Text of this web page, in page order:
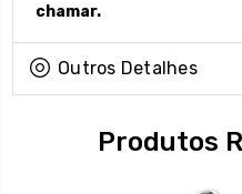
chamar.
Outros Detalhes
Produtos